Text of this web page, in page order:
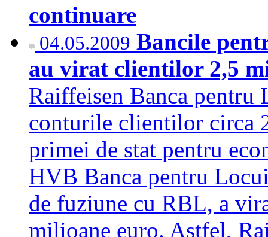
continuare
04.05.2009 Bancile
au virat clientilor 2,5
Raiffeisen Banca
conturile clientilor circa
primei de stat pentru
HVB Banca pentru
de fuziune cu RBL, a
milioane euro. Astfel,